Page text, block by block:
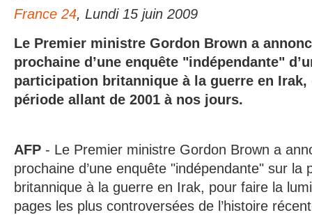
France 24, Lundi 15 juin 2009
Le Premier ministre Gordon Brown a
prochaine d’une enquête "indépendante"
participation britannique à la guerre en
période allant de 2001 à nos jours.
AFP - Le Premier ministre Gordon Brown a
prochaine d’une enquête "indépendante" sur la
britannique à la guerre en Irak, pour faire la
pages les plus controversées de l’histoire